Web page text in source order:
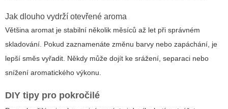
Jak dlouho vydrží otevřené aroma
Většina aromat je stabilní několik měsíců až let při správném
skladování. Pokud zaznamenáte změnu barvy nebo zapáchání, je
lepší směs vyřadit. Někdy může dojít ke srážení, separaci nebo
snížení aromatického výkonu.
DIY tipy pro pokročilé